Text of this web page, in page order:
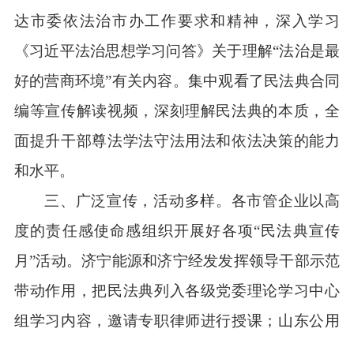
达市委依法治市办工作要求和精神，深入学习
《习近平法治思想学习问答》关于理解“法治是最
好的营商环境”有关内容。集中观看了民法典合同
编等宣传解读视频，深刻理解民法典的本质，全
面提升干部尊法学法守法用法和依法决策的能力
和水平。
三、广泛宣传，活动多样。各市管企业以高
度的责任感使命感组织开展好各项“民法典宣传
月”活动。济宁能源和济宁经发发挥领导干部示范
带动作用，把民法典列入各级党委理论学习中心
组学习内容，邀请专职律师进行授课；山东公用